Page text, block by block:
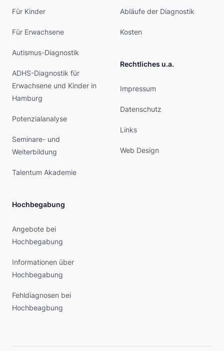
Für Kinder
Für Erwachsene
Autismus-Diagnostik
ADHS-Diagnostik für
Erwachsene und Kinder in
Hamburg
Potenzialanalyse
Seminare- und
Weiterbildung
Talentum Akademie
Hochbegabung
Angebote bei
Hochbegabung
Informationen über
Hochbegabung
Fehldiagnosen bei
Hochbeagbung
Abläufe der Diagnostik
Kosten
Rechtliches u.a.
Impressum
Datenschutz
Links
Web Design